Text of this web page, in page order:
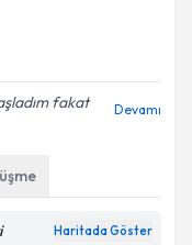
fakat
Devamı
Haritada Göster